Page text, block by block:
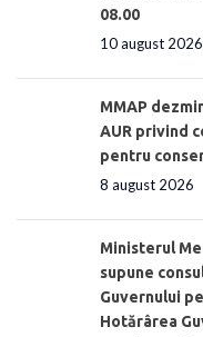
08.00
10 august 2026
MMAP
AUR privind
pentru
8 august 2026
Ministerul
supune
Guvernului
Hotărârea